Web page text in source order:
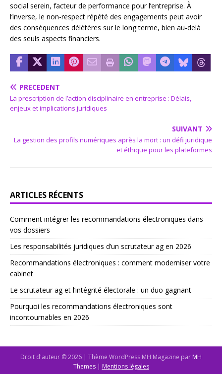
social serein, facteur de performance pour l’entreprise. À
l’inverse, le non-respect répété des engagements peut avoir
des conséquences délétères sur le long terme, bien au-delà
des seuls aspects financiers.
PRÉCÉDENT
La prescription de l’action disciplinaire en entreprise : Délais,
enjeux et implications juridiques
SUIVANT
La gestion des profils numériques après la mort : un défi juridique
et éthique pour les plateformes
ARTICLES RÉCENTS
Comment intégrer les recommandations électroniques dans
vos dossiers
Les responsabilités juridiques d’un scrutateur ag en 2026
Recommandations électroniques : comment moderniser votre
cabinet
Le scrutateur ag et l’intégrité électorale : un duo gagnant
Pourquoi les recommandations électroniques sont
incontournables en 2026
Droit d'auteur © 2026 | Thème WordPress MH Magazine par MH
Themes | Mentions légales